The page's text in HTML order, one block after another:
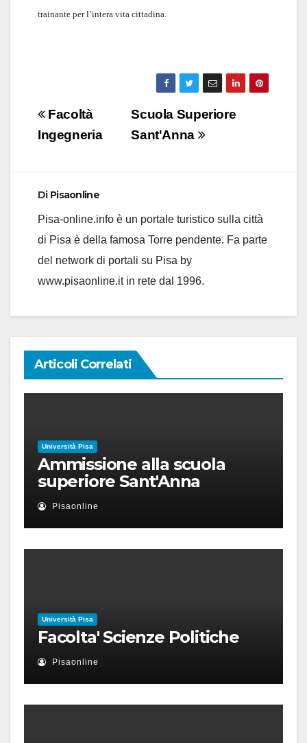
trainante per l’intera vita cittadina.
Navigazione
articoli
Scuola Superiore
Sant'Anna
Facoltà
Ingegneria
Di Pisaonline
Pisa-online.info è un portale turistico sulla città
di Pisa è della famosa Torre pendente. Fa parte
del network di portali su Pisa by
www.pisaonline.it in rete dal 1996.
Articoli Correlati
Università Pisa
Ammissione alla scuola
superiore Sant'Anna
Pisaonline
Università Pisa
Facolta' Scienze Politiche
Pisaonline